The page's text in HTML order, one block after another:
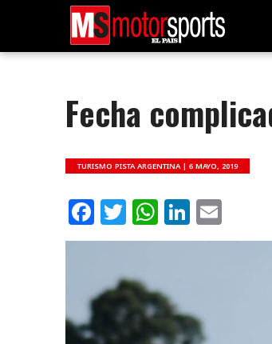
Fecha
TURISMO PISTA ARGENTINA |6 MAYO, 2019
Facebook
Twitter
WhatsApp